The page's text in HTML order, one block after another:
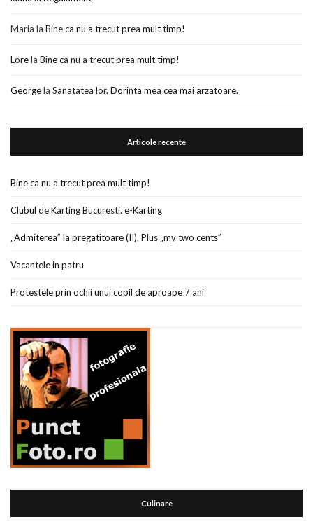
Maria la Bine ca nu a trecut prea mult timp!
Lorela Bine ca nu a trecut prea mult timp!
Georgela Sanatatea lor. Dorinta mea cea mai arzatoare.
Articole recente
Bine ca nu a trecut prea mult timp!
Clubul de Karting Bucuresti. e-Karting
„Admiterea” la pregatitoare (II). Plus „my two cents”
Vacantele in patru
Protestele prin ochii unui copil de aproape 7 ani
Culinare